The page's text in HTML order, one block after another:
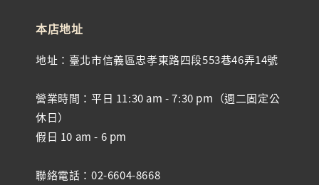
本店地址
地址：臺北市信義區忠孝東路四段553巷46弄14號
營業時間：平日 11:30 am - 7:30 pm（週二固定公
休日）
假日 10 am - 6 pm
聯絡電話：02-6604-8668